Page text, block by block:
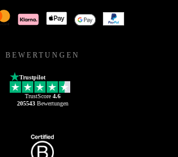
BEWERTUNGEN
Trustpilot
TrustScore 4.6
205543Bewertungen